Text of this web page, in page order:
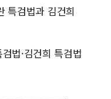
씨] 절기상 '입추'에 폭염 절
바이오밸리 공장 옥상서 불
신당 "민주, '盧 수사' 악연으
타일, 2분기 영업익 260
특검법과 김건희
법·김건희 특검법